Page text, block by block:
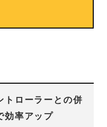
トローラーとの併
効率アップ